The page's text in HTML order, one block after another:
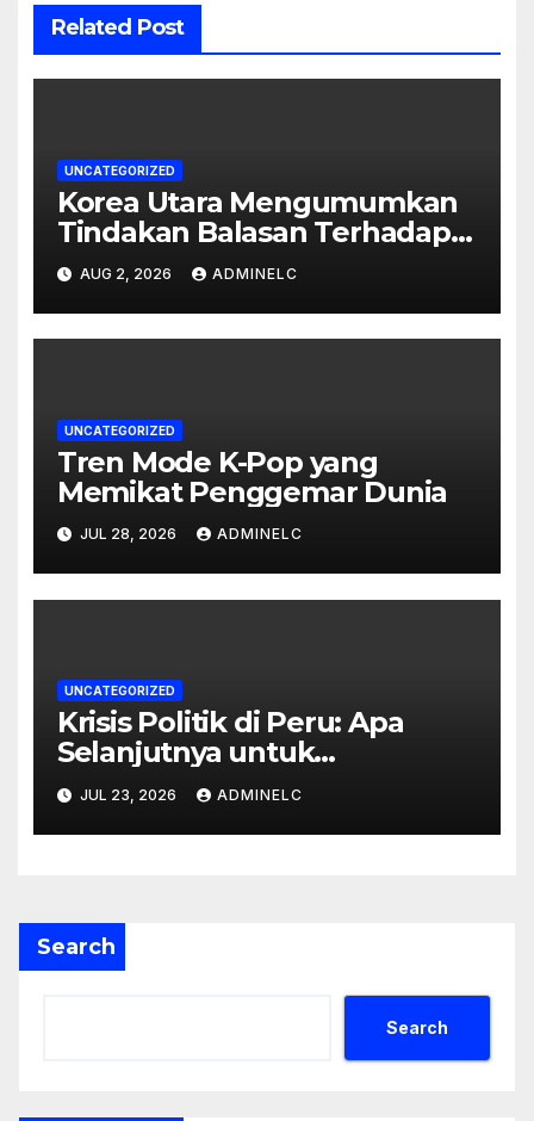
Related Post
UNCATEGORIZED
Korea Utara Mengumumkan
Tindakan Balasan Terhadap
Sanksi Internasional
AUG 2, 2026 ADMINELC
UNCATEGORIZED
Tren Mode K-Pop yang
Memikat Penggemar Dunia
JUL 28, 2026 ADMINELC
UNCATEGORIZED
Krisis Politik di Peru: Apa
Selanjutnya untuk
Rakyatnya?
JUL 23, 2026 ADMINELC
Search
Search